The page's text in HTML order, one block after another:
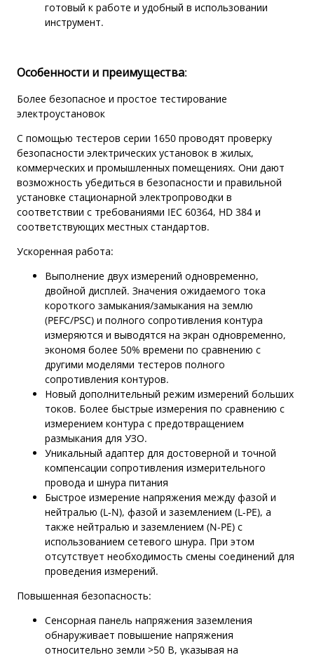
готовый к работе и удобный в использовании
инструмент.
Особенности и преимущества:
Более безопасное и простое тестирование
электроустановок
С помощью тестеров серии 1650 проводят проверку
безопасности электрических установок в жилых,
коммерческих и промышленных помещениях. Они дают
возможность убедиться в безопасности и правильной
установке стационарной электропроводки в
соответствии с требованиями IEC 60364, HD 384 и
соответствующих местных стандартов.
Ускоренная работа:
Выполнение двух измерений одновременно,
двойной дисплей. Значения ожидаемого тока
короткого замыкания/замыкания на землю
(PEFC/PSC) и полного сопротивления контура
измеряются и выводятся на экран одновременно,
экономя более 50% времени по сравнению с
другими моделями тестеров полного
сопротивления контуров.
Новый дополнительный режим измерений больших
токов. Более быстрые измерения по сравнению с
измерением контура с предотвращением
размыкания для УЗО.
Уникальный адаптер для достоверной и точной
компенсации сопротивления измерительного
провода и шнура питания
Быстрое измерение напряжения между фазой и
нейтралью (L-N), фазой и заземлением (L-PE), а
также нейтралью и заземлением (N-PE) с
использованием сетевого шнура. При этом
отсутствует необходимость смены соединений для
проведения измерений.
Повышенная безопасность:
Сенсорная панель напряжения заземления
обнаруживает повышение напряжения
относительно земли >50 В, указывая на